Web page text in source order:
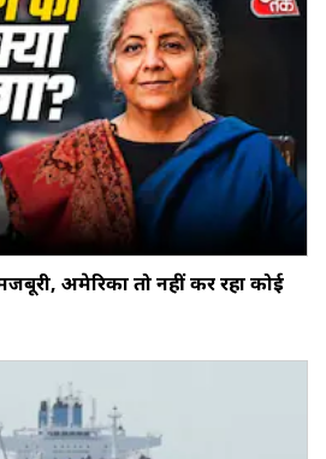
अमेरिका तो नहीं कर रहा कोई